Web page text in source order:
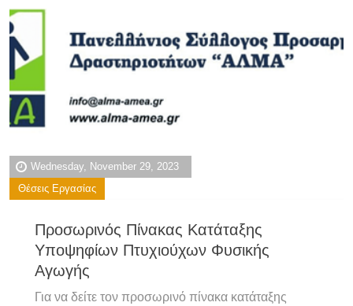
Wednesday, November 29, 2023
Θέσεις Εργασίας
Προσωρινός Πίνακας Κατάταξης
Υποψηφίων Πτυχιούχων Φυσικής
Αγωγής
Για να δείτε τον προσωρινό πίνακα κατάταξης